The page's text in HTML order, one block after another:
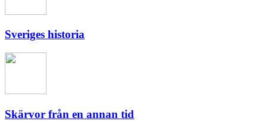
Sveriges historia
Skärvor från en annan tid